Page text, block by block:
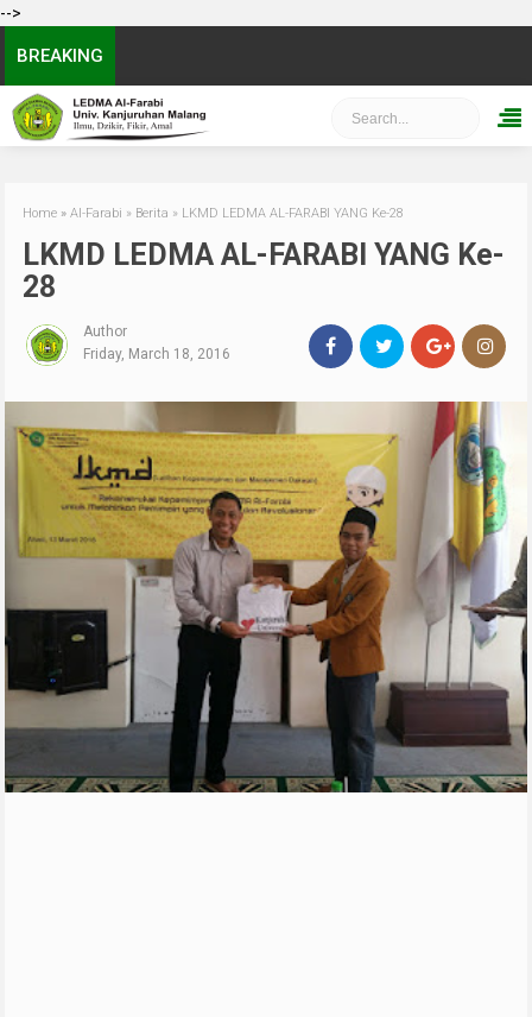
-->
BREAKING
Home »Al-Farabi » Berita » LKMD LEDMA AL-FARABI YANG Ke-28
LKMD LEDMA AL-FARABI YANG Ke-
28
Author
Friday, March 18, 2016